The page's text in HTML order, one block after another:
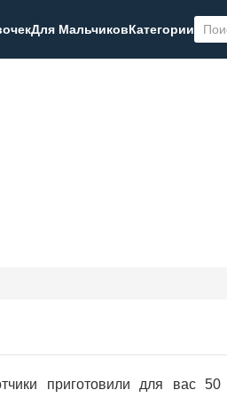
Для МальчиковКатегории
приготовили для вас